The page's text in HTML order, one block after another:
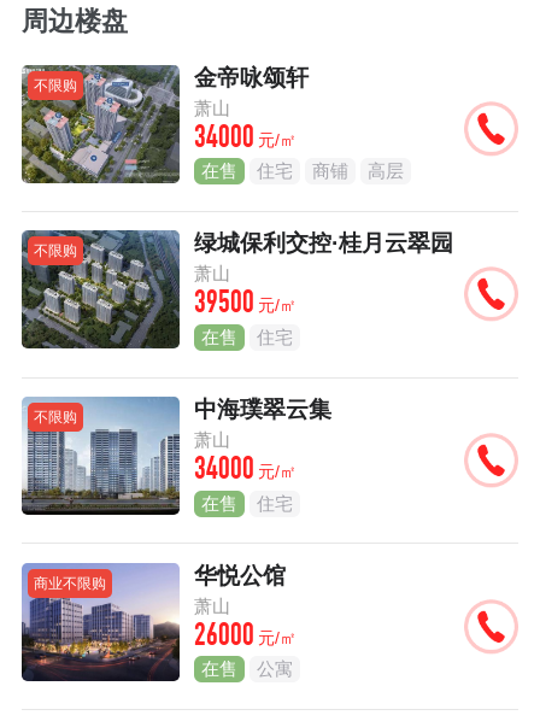
周边楼盘
不限购 金帝咏颂轩
萧山
34000 元/㎡
在售 住宅 商铺 高层
不限购 绿城保利交控·桂月云翠园
萧山
39500 元/㎡
在售 住宅
不限购 中海璞翠云集
萧山
34000 元/㎡
在售 住宅
商业不限购 华悦公馆
萧山
26000 元/㎡
在售 公寓